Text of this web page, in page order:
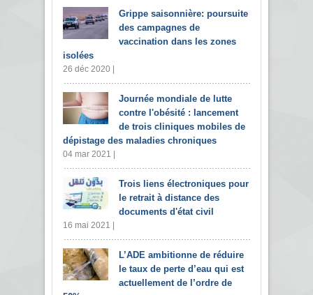
Grippe saisonnière: poursuite
des campagnes de
vaccination dans les zones
isolées
26 déc 2020 |
Journée mondiale de lutte
contre l'obésité : lancement
de trois cliniques mobiles de
dépistage des maladies chroniques
04 mar 2021 |
Trois liens électroniques pour
le retrait à distance des
documents d'état civil
16 mai 2021 |
L’ADE ambitionne de réduire
le taux de perte d’eau qui est
actuellement de l’ordre de